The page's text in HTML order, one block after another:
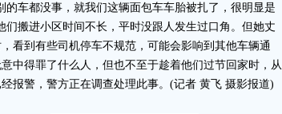
车都没事，就我们这辆面包车车胎被扎了，很明显是
们搬进小区时间不长，平时没跟人发生过口角。但她丈
看到有些司机停车不规范，可能会影响到其他车辆通
中得罪了什么人，但也不至于趁着他们过节回家时，从
报警，警方正在调查处理此事。(记者 黄飞 摄影报道)